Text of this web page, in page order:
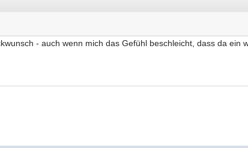
- auch wenn mich das Gefühl beschleicht, dass da ein